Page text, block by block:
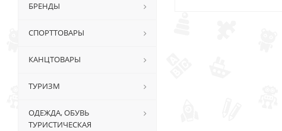
БРЕНДЫ
СПОРТТОВАРЫ
КАНЦТОВАРЫ
ТУРИЗМ
ОДЕЖДА, ОБУВЬ
ТУРИСТИЧЕСКАЯ